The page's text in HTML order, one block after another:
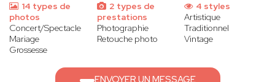
14 types de
photos
Concert/Spectacle
Mariage
Grossesse
2 types de
prestations
Photographie
Retouche photo
4 styles
Artistique
Traditionnel
Vintage